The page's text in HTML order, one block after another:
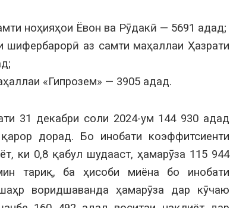
ноҳияҳои Ёвон ва Рӯдакӣ — 5691 адад;
аз самти маҳаллаи Ҳазрати
«Гипрозем» — 3905 адад.
31 декабри соли 2024-ум 144 930 адад
дорад. Бо инобати коэффитсиенти
ки 0,8 қабул шудааст, ҳамарӯза 115 944
тариқ, ба ҳисоби миёна бо инобати
воридшаванда ҳамарӯза дар кӯчаю